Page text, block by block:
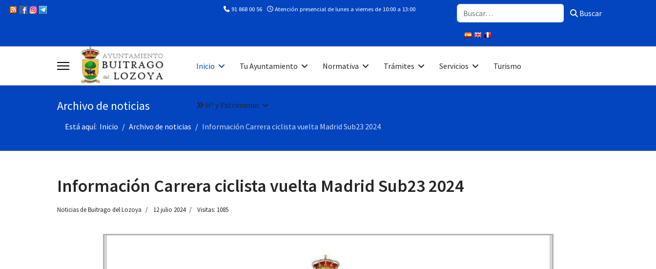
91 868 00 56 Atención presencial de lunes a viernes de 10:00 a 13:00 Buscar Buscar
Inicio Tu Ayuntamiento Normativa Trámites Servicios Turismo
Hª y Patrimonio
Archivo de noticias
Está aquí: Inicio Archivo de noticias Información Carrera ciclista vuelta Madrid Sub23 2024
Información Carrera ciclista vuelta Madrid Sub23 2024
Noticias de Buitrago del Lozoya 12 julio 2024 Visitas: 1085